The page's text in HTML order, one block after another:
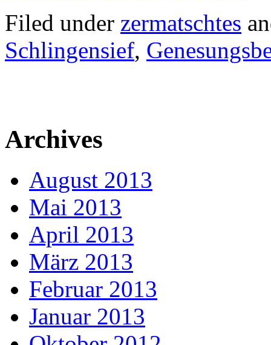
Filed under zermatschtes
Schlingensief,
Archives
August 2013
Mai 2013
April 2013
März 2013
Februar 2013
Januar 2013